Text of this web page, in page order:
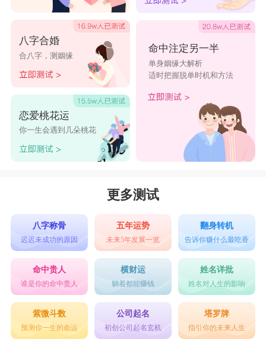
八字合婚
合八字，测姻缘
恋爱桃花运
你一生会遇到几朵桃花
命中注定另一半
单身姻缘大解析
适时把握脱单时机和方法
更多测试
八字称骨
迟迟未成功的原因
五年运势
未来5年发展一览
翻身转机
告诉你赚什么最吃香
命中贵人
谁是你的命中贵人
横财运
躺着都能赚钱
姓名详批
姓名对人生的影响
紫微斗数
预测你一生的命运
公司起名
初创公司起名玄机
塔罗牌
指引你的未来人生